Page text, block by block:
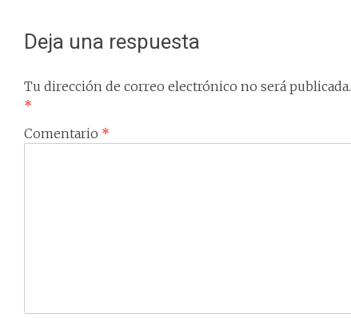
Deja una respuesta
Tu dirección de correo electrónico no será publicada.
*
Comentario *